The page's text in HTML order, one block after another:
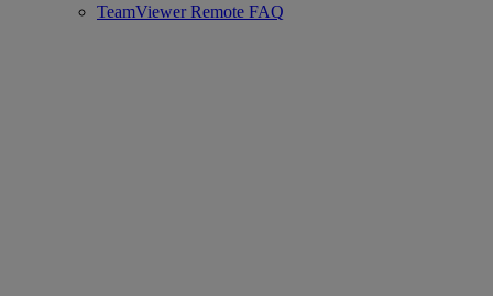
TeamViewer Remote FAQ